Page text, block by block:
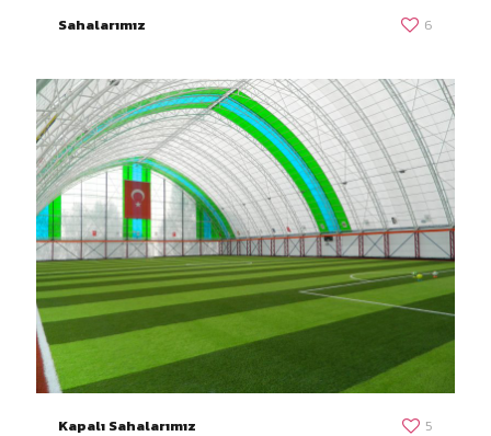
Sahalarımız 6
Kapalı Sahalarımız 5